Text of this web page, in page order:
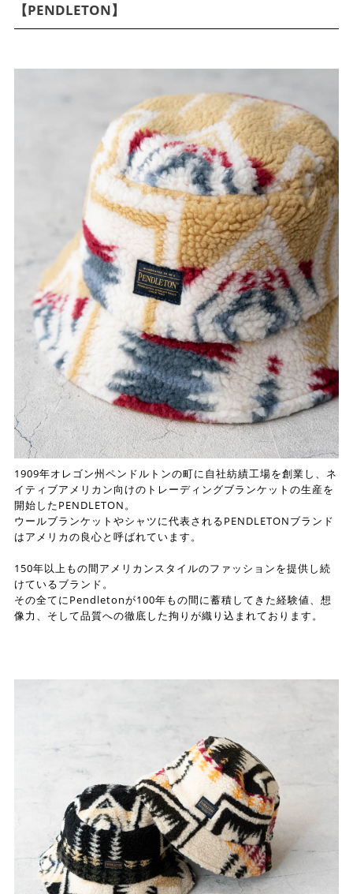
【PENDLETON】
1909年オレゴン州ペンドルトンの町に自社紡績工場を創業し、ネ
イティブアメリカン向けのトレーディングブランケットの生産を
開始したPENDLETON。
ウールブランケットやシャツに代表されるPENDLETONブランド
はアメリカの良心と呼ばれています。
150年以上もの間アメリカンスタイルのファッションを提供し続
けているブランド。
その全てにPendletonが100年もの間に蓄積してきた経験値、想
像力、そして品質への徹底した拘りが織り込まれております。